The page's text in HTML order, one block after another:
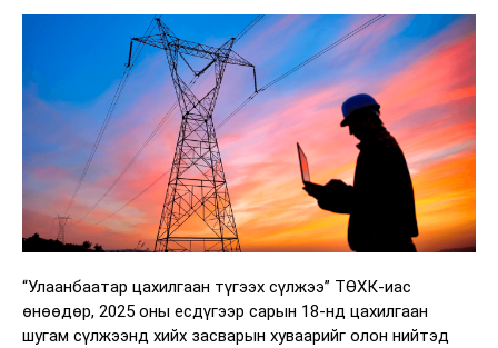
“Улаанбаатар цахилгаан түгээх сүлжээ” ТӨХК-иас
өнөөдөр, 2025 оны есдүгээр сарын 18-нд цахилгаан
шугам сүлжээнд хийх засварын хуваарийг олон нийтэд